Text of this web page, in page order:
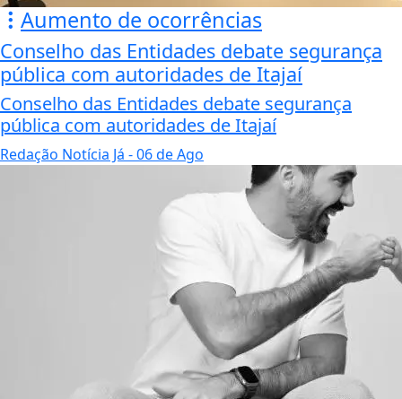
Aumento de ocorrências
Conselho das Entidades debate segurança
pública com autoridades de Itajaí
Conselho das Entidades debate segurança
pública com autoridades de Itajaí
Redação Notícia Já - 06 de Ago